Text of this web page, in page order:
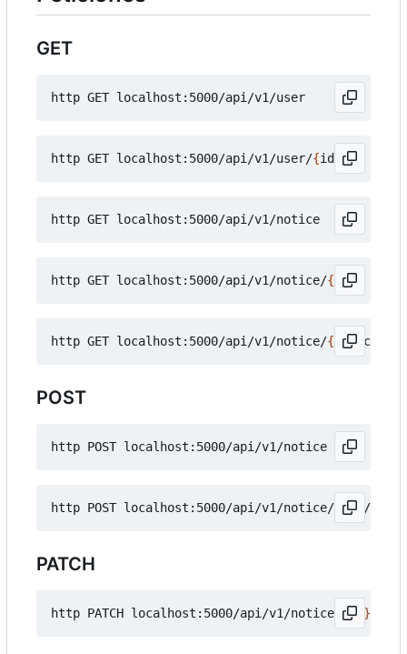
GET
http GET localhost:5000/api/v1/user/{id
http GET localhost:5000/api/v1/notice/{ id}
http GET localhost:5000/api/v1/notice/{ id}
POST
http POST localhost:5000/api/v1/notice/ id}
PATCH
http PATCH localhost:5000/api/v1/notice/ {id }